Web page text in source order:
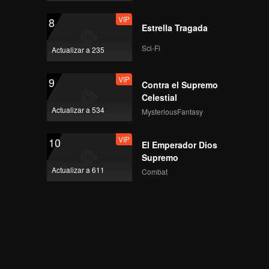
8
Actualizar a 235
VIP
Estrella Tragada
Sci-Fi
9
Actualizar a 534
VIP
Contra el Supremo
Celestial
MysteriousFantasy
10
Actualizar a 611
VIP
El Emperador Dios
Supremo
Combat